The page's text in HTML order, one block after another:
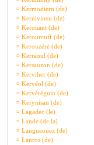
¤ Kermodiern (de)
¤ Kernivinen (de)
¤ Kerouant (de)
¤ Kerourcuff (de)
¤ Kerouzéré (de)
¤ Kerraoul (de)
¤ Kersauzon (de)
¤ Kerviher (de)
¤ Kervéol (de)
¤ Kervéréguin (de)
¤ Kerynisan (de)
¤ Lagadec (le)
¤ Lande (de la)
¤ Langueouez (de)
¤ Lanros (de)